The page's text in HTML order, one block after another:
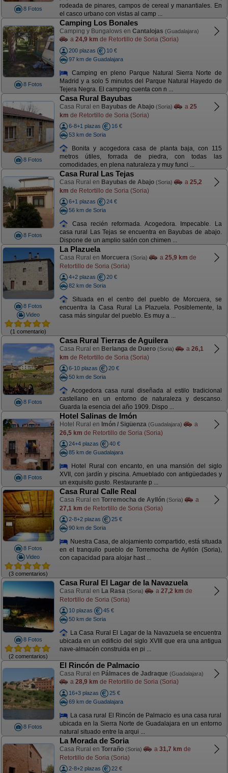
8 Fotos
rodeada de pinares, campos de cereal y manantiales. En
el casco urbano con vistas al camp ...
8 Fotos
Camping Los Bonales
Camping y Bungalows en Cantalojas (Guadalajara)
a 24,9 km de Retortillo de Soria (Soria)
200 plazas
10 €
97 km de Guadalajara
Camping en pleno Parque Natural Sierra Norte de
Madrid y a solo 5 minutos del Parque Natural Hayedo de
Tejera Negra. El camping cuenta con n ...
8 Fotos
Casa Rural Bayubas
Casa Rural en Bayubas de Abajo (Soria) a 25
km de Retortillo de Soria (Soria)
6-8+1 plazas
16 €
53 km de Soria
Bonita y acogedora casa de planta baja, con 115
metros útiles, forrada de piedra, con todas las
comodidades, en plena naturaleza y muy funci ...
8 Fotos
Casa Rural Las Tejas
Casa Rural en Bayubas de Abajo (Soria) a 25,2
km de Retortillo de Soria (Soria)
6+1 plazas
24 €
56 km de Soria
Casa recién reformada. Acogedora. Impecable. La
casa rural Las Tejas se encuentra en Bayubas de abajo.
Dispone de un amplio salón con chimen ...
8 Fotos
Video
(1 comentario)
La Plazuela
Casa Rural en Morcuera (Soria) a 25,9 km de
Retortillo de Soria (Soria)
4+2 plazas
20 €
82 km de Soria
Situada en el centro del pueblo de Morcuera, se
encuentra la Casa Rural La Plazuela. Posiblemente, la
casa más singular del pueblo. Es muy a ...
8 Fotos
Casa Rural Tierras de Aguilera
Casa Rural en Berlanga de Duero (Soria) a 26,1
km de Retortillo de Soria (Soria)
6-10 plazas
20 €
50 km de Soria
Acogedora casa rural diseñada al estilo tradicional
castellano en un entorno de naturaleza y descanso.
Guarda la esencia del año 1909. Dispo ...
8 Fotos
Hotel Salinas de Imón
Hotel Rural en Imón / Sigüenza (Guadalajara)
a
26,5 km de Retortillo de Soria (Soria)
24+4 plazas
40 €
85 km de Guadalajara
Hotel Rural con encanto, en una mansión del siglo
XVII, con jardín y piscina. Amueblado con antigüedades y
un exquisito gusto. Restaurante p ...
8 Fotos
Video
(3 comentarios)
Casa Rural Calle Real
Casa Rural en Torremocha de Ayllón (Soria)
a
27,1 km de Retortillo de Soria (Soria)
2-8+2 plazas
25 €
90 km de Soria
Nuestra Casa, de alojamiento compartido, está situada
en el tranquilo pueblo de Torremocha de Ayllón (Soria),
con capacidad para alojar hast ...
8 Fotos
(2 comentarios)
Casa Rural El Lagar de la Navazuela
Casa Rural en La Rasa (Soria) a 27,2 km de
Retortillo de Soria (Soria)
10 plazas
45 €
50 km de Soria
La Casa Rural El Lagar de la Navazuela se encuentra
ubicada en un edificio del siglo XVIII que era una antigua
nave-almacén construida en pi ...
8 Fotos
El Rincón de Palmacio
Casa Rural en Pálmaces de Jadraque (Guadalajara)
a 28,9 km de Retortillo de Soria (Soria)
16+3 plazas
25 €
69 km de Guadalajara
La casa rural El Rincón de Palmacio es una casa rural
ubicada en la Sierra Norte de Guadalajara en un entorno
natural situado entre la arqui ...
La Morada de Soria
Casa Rural en Torraño (Soria) a 31,7 km de
Retortillo de Soria (Soria)
2-8+2 plazas
22 €